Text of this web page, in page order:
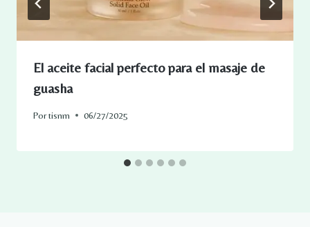
El aceite facial perfecto para el masaje de
guasha
Portisnm 06/27/2025